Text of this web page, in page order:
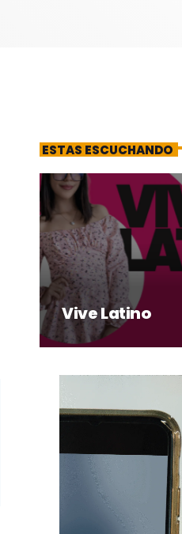
ESTAS ESCUCHANDO
Vive Latino